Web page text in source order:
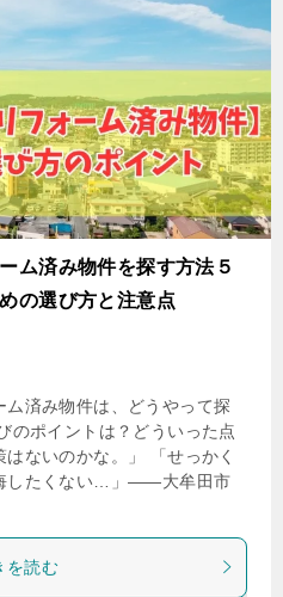
ム済み物件を探す方法５
の選び方と注意点
ム済み物件は、どうやって探
のポイントは？どういった点
ないのかな。」 「せっかく
したくない…」——大牟田市
を読む